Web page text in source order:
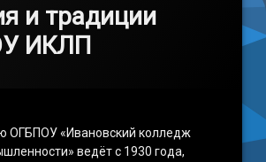
и традиции
ИКЛП
ОГБПОУ «Ивановский колледж
ведёт с 1930 года,